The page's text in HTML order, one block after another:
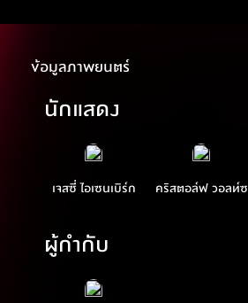
ข้อมูลภาพยนตร์
นักแสดง
เจสซี่ ไอเซนเบิร์ก คริสตอล์ฟ วอลท์ซ
ผู้กำกับ